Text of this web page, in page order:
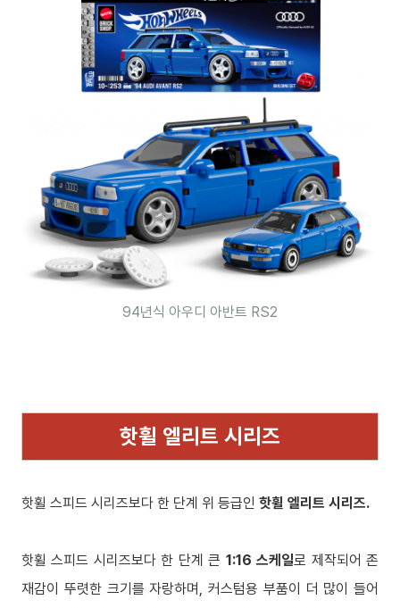
94년식 아우디 아반트 RS2
핫휠 엘리트 시리즈
핫휠 스피드 시리즈보다 한 단계 위 등급인 핫휠 엘리트 시리즈.
핫휠 스피드 시리즈보다 한 단계 큰 1:16 스케일로 제작되어 존
재감이 뚜렷한 크기를 자랑하며, 커스텀용 부품이 더 많이 들어